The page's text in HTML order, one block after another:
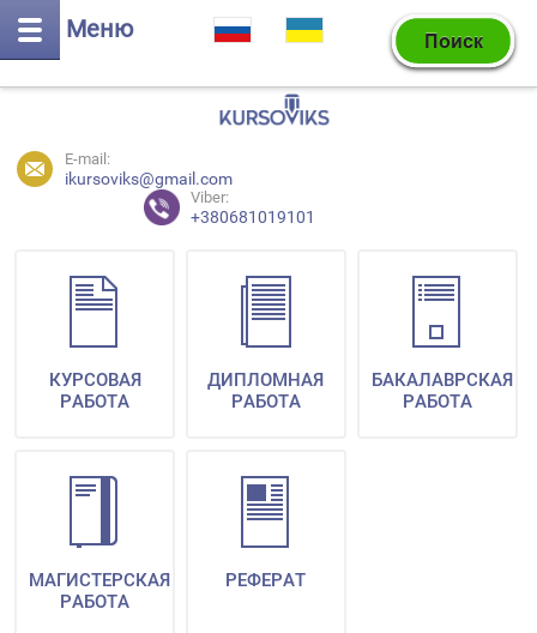
Меню
E-mail:
ikursoviks@gmail.com
Viber:
+380681019101
КУРСОВАЯ
РАБОТА
ДИПЛОМНАЯ
РАБОТА
БАКАЛАВРСКАЯ
РАБОТА
МАГИСТЕРСКАЯ
РАБОТА
РЕФЕРАТ